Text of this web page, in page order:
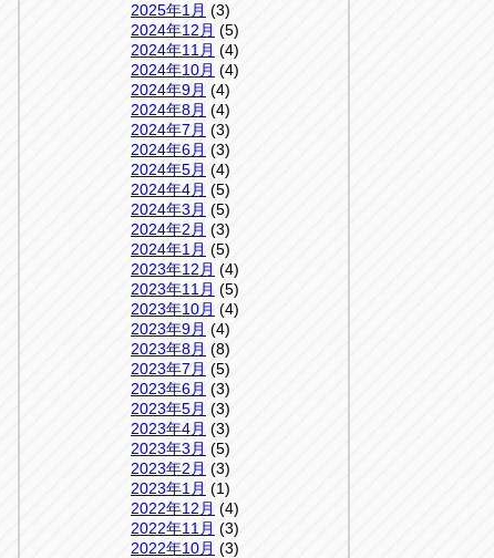
2025年1月 (3)
2024年12月 (5)
2024年11月 (4)
2024年10月 (4)
2024年9月 (4)
2024年8月 (4)
2024年7月 (3)
2024年6月 (3)
2024年5月 (4)
2024年4月 (5)
2024年3月 (5)
2024年2月 (3)
2024年1月 (5)
2023年12月 (4)
2023年11月 (5)
2023年10月 (4)
2023年9月 (4)
2023年8月 (8)
2023年7月 (5)
2023年6月 (3)
2023年5月 (3)
2023年4月 (3)
2023年3月 (5)
2023年2月 (3)
2023年1月 (1)
2022年12月 (4)
2022年11月 (3)
2022年10月 (3)